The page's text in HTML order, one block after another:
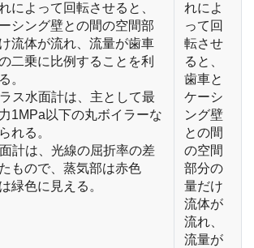
によって回転させると、
シング壁との間の空間部
流体が流れ、流量が歯車
二乗に比例することを利
。
ス水面計は、主として最
1MPa以下の丸ボイラーな
れる。
計は、光線の屈折率の差
もので、蒸気部は赤色
緑色に見える。
れによ
って回
転させ
ると、
歯車と
ケーシ
ング壁
との間
の空間
部分の
量だけ
流体が
流れ、
流量が